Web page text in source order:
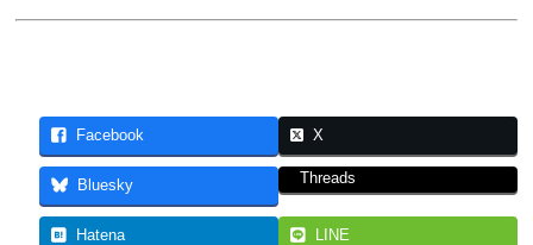
Facebook X
Bluesky Threads
Hatena LINE